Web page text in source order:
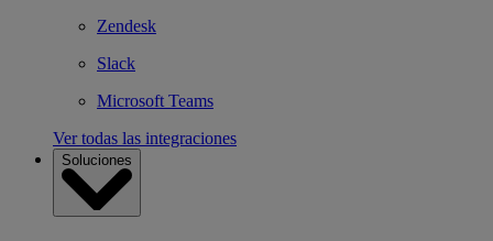
Zendesk
Slack
Microsoft Teams
Ver todas las integraciones
Soluciones